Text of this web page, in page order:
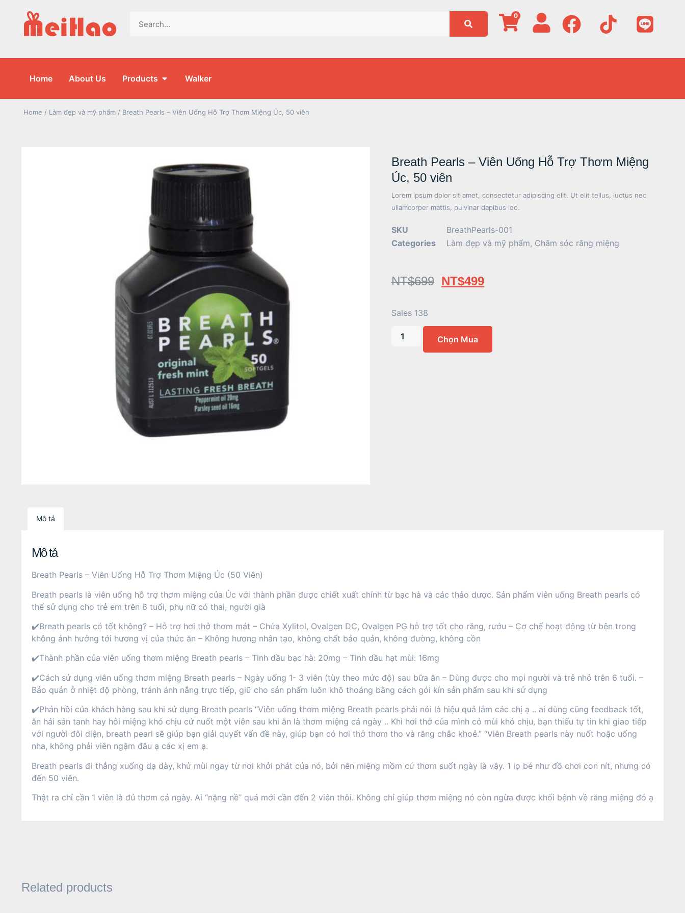
0
Home About Us Products Walker
Home / Làm đẹp và mỹ phẩm / Breath Pearls – Viên Uống Hỗ Trợ Thơm Miệng Úc, 50 viên
Breath Pearls – Viên Uống Hỗ Trợ Thơm Miệng
Úc, 50 viên
Lorem ipsum dolor sit amet, consectetur adipiscing elit. Ut elit tellus, luctus nec
ullamcorper mattis, pulvinar dapibus leo.
SKU
BreathPearls-001
Categories
Làm đẹp và mỹ phẩm, Chăm sóc răng miệng
NT$699 NT$499
Sales 138
Chọn Mua
Mô tả
Mô tả
Breath Pearls – Viên Uống Hỗ Trợ Thơm Miệng Úc (50 Viên)
Breath pearls là viên uống hỗ trợ thơm miệng của Úc với thành phần được chiết xuất chính từ bạc hà và các thảo dược. Sản phẩm viên uống Breath pearls có
thể sử dụng cho trẻ em trên 6 tuổi, phụ nữ có thai, người già
✔️Breath pearls có tốt không? – Hỗ trợ hơi thở thơm mát – Chứa Xylitol, Ovalgen DC, Ovalgen PG hỗ trợ tốt cho răng, rướu – Cơ chế hoạt động từ bên trong
không ảnh hưởng tới hương vị của thức ăn – Không hương nhân tạo, không chất bảo quản, không đường, không cồn
✔️Thành phần của viên uống thơm miệng Breath pearls – Tinh dầu bạc hà: 20mg – Tinh dầu hạt mùi: 16mg
✔️Cách sử dụng viên uống thơm miệng Breath pearls – Ngày uống 1- 3 viên (tùy theo mức độ) sau bữa ăn – Dùng được cho mọi người và trẻ nhỏ trên 6 tuổi. –
Bảo quản ở nhiệt độ phòng, tránh ánh nắng trực tiếp, giữ cho sản phẩm luôn khô thoáng bằng cách gói kín sản phẩm sau khi sử dụng
✔️Phản hồi của khách hàng sau khi sử dụng Breath pearls “Viên uống thơm miệng Breath pearls phải nói là hiệu quả lắm các chị ạ .. ai dùng cũng feedback tốt,
ăn hải sản tanh hay hôi miệng khó chịu cứ nuốt một viên sau khi ăn là thơm miệng cả ngày .. Khi hơi thở của mình có mùi khó chịu, bạn thiếu tự tin khi giao tiếp
với người đôi diện, breath pearl sẽ giúp bạn giải quyết vấn đề này, giúp bạn có hơi thở thơm tho và răng chắc khoẻ.” “Viên Breath pearls này nuốt hoặc uống
nha, không phải viên ngậm đâu ạ các xị em ạ.
Breath pearls đi thẳng xuống dạ dày, khử mùi ngay từ nơi khởi phát của nó, bởi nên miệng mồm cứ thơm suốt ngày là vậy. 1 lọ bé như đồ chơi con nít, nhưng có
đến 50 viên.
Thật ra chỉ cần 1 viên là đủ thơm cả ngày. Ai “nặng nề” quá mới cần đến 2 viên thôi. Không chỉ giúp thơm miệng nó còn ngừa được khối bệnh về răng miệng đó ạ
Related products